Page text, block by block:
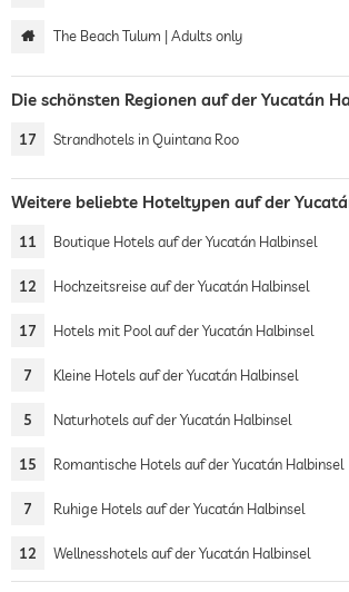
The Beach Tulum | Adults only
Die schönsten Regionen auf der Yucatán
17 Strandhotels in Quintana Roo
Weitere beliebte Hoteltypen auf der
11 Boutique Hotels auf der Yucatán Halbinsel
12 Hochzeitsreise auf der Yucatán Halbinsel
17 Hotels mit Pool auf der Yucatán Halbinsel
7 Kleine Hotels auf der Yucatán Halbinsel
5 Naturhotels auf der Yucatán Halbinsel
15 Romantische Hotels auf der Yucatán Halbinsel
7 Ruhige Hotels auf der Yucatán Halbinsel
12 Wellnesshotels auf der Yucatán Halbinsel